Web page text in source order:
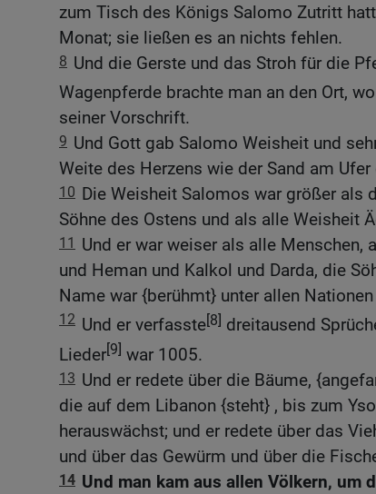
zum Tisch des Königs Salomo Zutritt
Monat; sie ließen es an nichts fehlen.
8 Und die Gerste und das Stroh für die
Wagenpferde brachte man an den Ort,
seiner Vorschrift.
9 Und Gott gab Salomo Weisheit und
Weite des Herzens wie der Sand am
10 Die Weisheit Salomos war größer als
Söhne des Ostens und als alle Weisheit
11
Und er war weiser als alle Menschen,
und Heman und Kalkol und Darda, die
Name war {berühmt} unter allen
12 Und er verfasste[8] dreitausend
Lieder[9] war 1005.
13 Und er redete über die Bäume,
die auf dem Libanon {steht} , bis zum
herauswächst; und er redete über das
und über das Gewürm und über die
14 Und man kam aus allen Völkern, um